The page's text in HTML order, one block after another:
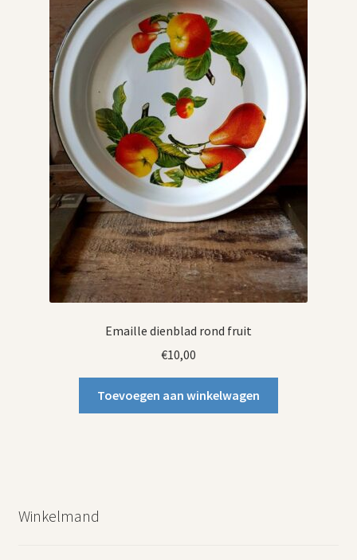
Emaille dienblad rond fruit
€10,00
Toevoegen aan winkelwagen
Winkelmand